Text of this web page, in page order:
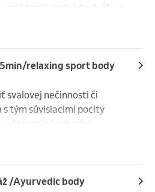
ktorej  dochádza k úľave
ale aj k úľave
relaxing sport body
svalovej nečinnosti či
tým súvisiacimi pocity
je vhodne
masáž - nadstavba
už po prvej masáži
/Ayurvedic body